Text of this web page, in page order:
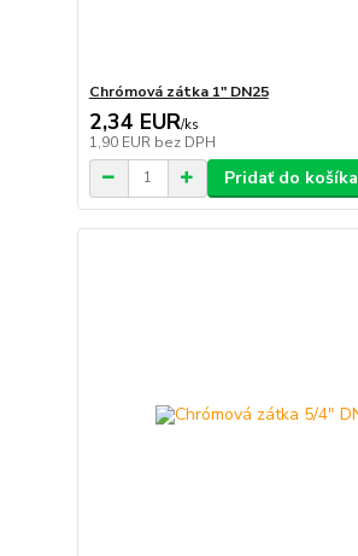
Chrómová zátka 1" DN25
2,34 EUR/ks
1,90 EUR bez DPH
Pridať do košíka